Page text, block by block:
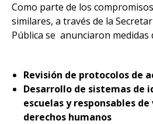
Como parte de los
similares, a través de la
Pública se anunciaron medidas
Revisión de protocolos de
Desarrollo de sistemas de
escuelas y responsables
derechos humanos